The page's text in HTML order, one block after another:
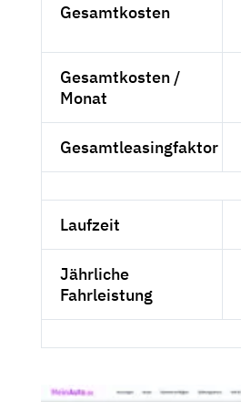
Gesamtkosten
Gesamtkosten /
Monat
Gesamtleasingfaktor
Laufzeit
Jährliche
Fahrleistung